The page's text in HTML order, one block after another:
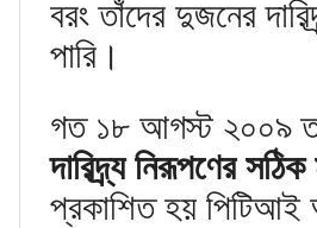
বরং তাঁদের দুজনের
পারি।
গত ১৮ আগস্ট ২০০৯
দারিদ্র্য নিরূপণের সঠিক
প্রকাশিত হয় পিটিআই